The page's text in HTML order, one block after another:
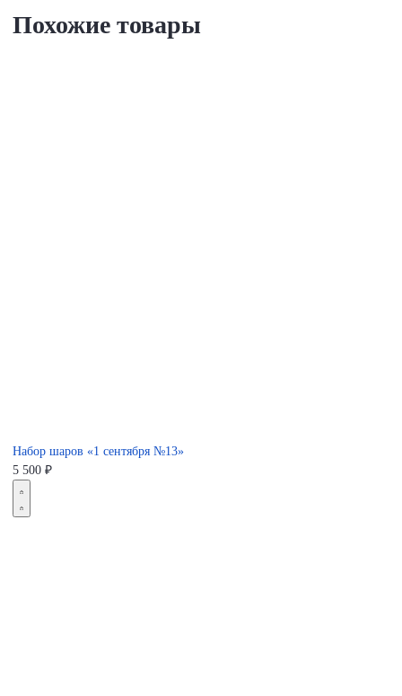
Похожие товары
Набор шаров «1 сентября №13»
5 500 ₽